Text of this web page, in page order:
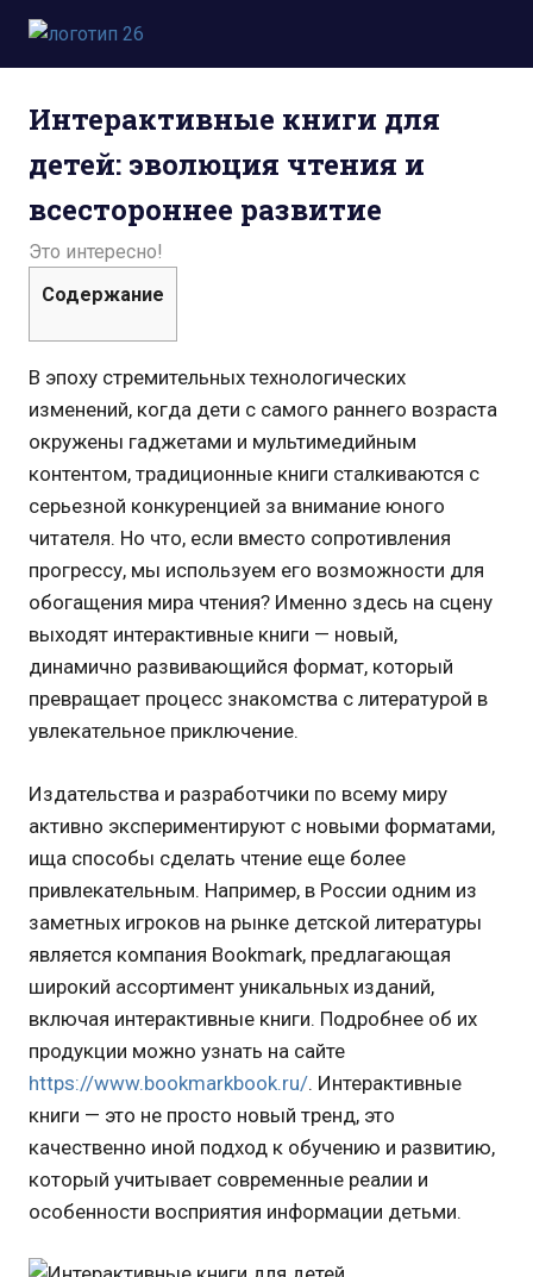
Пропустить
перейти
содержимому
космосе.
фото,
юмор,
база
знаний.
Интерактивные книги для
детей: эволюция чтения и
всестороннее развитие
09.06.2025
admin
Это интересно!
Содержание
В эпоху стремительных технологических
изменений, когда дети с самого раннего возраста
окружены гаджетами и мультимедийным
контентом, традиционные книги сталкиваются с
серьезной конкуренцией за внимание юного
читателя. Но что, если вместо сопротивления
прогрессу, мы используем его возможности для
обогащения мира чтения? Именно здесь на сцену
выходят интерактивные книги — новый,
динамично развивающийся формат, который
превращает процесс знакомства с литературой в
увлекательное приключение.
Издательства и разработчики по всему миру
активно экспериментируют с новыми форматами,
ища способы сделать чтение еще более
привлекательным. Например, в России одним из
заметных игроков на рынке детской литературы
является компания Bookmark, предлагающая
широкий ассортимент уникальных изданий,
включая интерактивные книги. Подробнее об их
продукции можно узнать на сайте
https://www.bookmarkbook.ru/. Интерактивные
книги — это не просто новый тренд, это
качественно иной подход к обучению и развитию,
который учитывает современные реалии и
особенности восприятия информации детьми.